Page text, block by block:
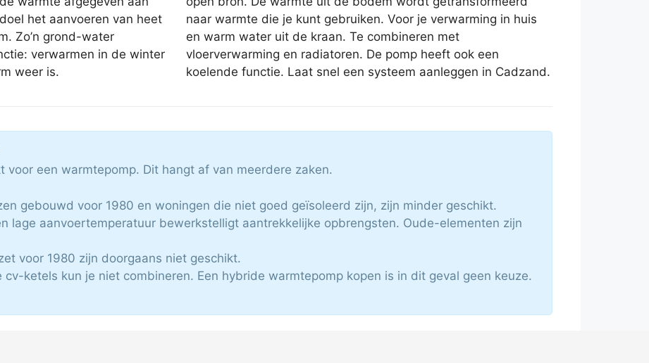
het aanvoeren van heet
Zo’n grond-water
verwarmen in de winter
weer is.
naar warmte die je kunt gebruiken. Voor je verwarming in huis
en warm water uit de kraan. Te combineren met
vloerverwarming en radiatoren. De pomp heeft ook een
koelende functie. Laat snel een systeem aanleggen in Cadzand.
voor een warmtepomp. Dit hangt af van meerdere zaken.
gebouwd voor 1980 en woningen die niet goed geïsoleerd zijn, zijn minder geschikt.
lage aanvoertemperatuur bewerkstelligt aantrekkelijke opbrengsten. Oude-elementen zijn
voor 1980 zijn doorgaans niet geschikt.
cv-ketels kun je niet combineren. Een hybride warmtepomp kopen is in dit geval geen keuze.